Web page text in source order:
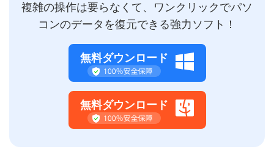
複雑の操作は要らなくて、ワンクリックでパソ
コンのデータを復元できる強力ソフト！
無料ダウンロード
無料ダウンロード